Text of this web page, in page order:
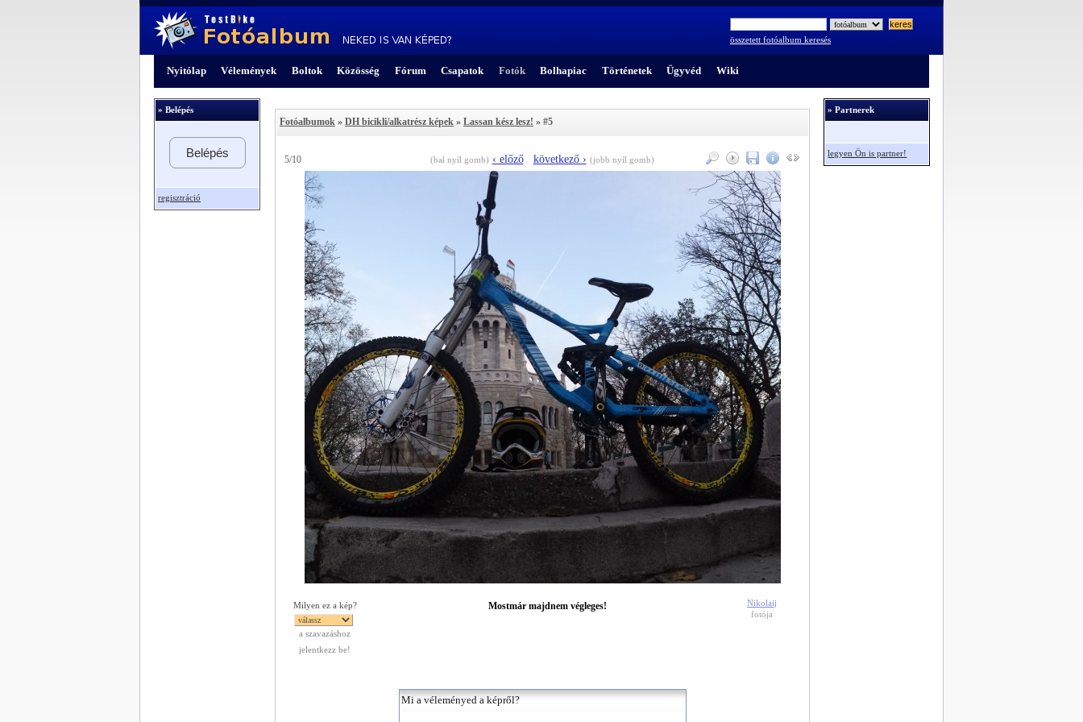
összetett fotóalbum keresés
Nyitólap Vélemények Boltok Közösség Fórum Csapatok Fotók Bolhapiac Történetek Ügyvéd Wiki
» Belépés
Belépés
regisztráció
Fotóalbumok » DH bicikli/alkatrész képek » Lassan kész lesz! » #5
5/10 (bal nyíl gomb) ‹ előző következő › (jobb nyíl gomb)
Milyen ez a kép?
a szavazáshoz
jelentkezz be!
Mostmár majdnem végleges!
Nikolaij
fotója
» Partnerek
legyen Ön is partner!